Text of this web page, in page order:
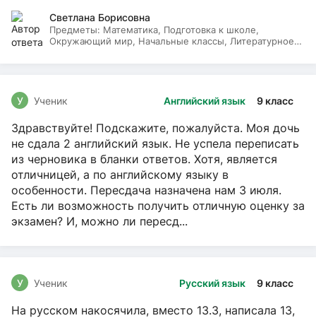
Светлана Борисовна
Предметы: Математика, Подготовка к школе,
Окружающий мир, Начальные классы, Литературное
Английский язык 9 класс
У Ученик
Здравствуйте! Подскажите, пожалуйста. Моя дочь
не сдала 2 английский язык. Не успела переписать
из черновика в бланки ответов. Хотя, является
отличницей, а по английскому языку в
особенности. Пересдача назначена нам 3 июля.
Есть ли возможность получить отличную оценку за
экзамен? И, можно ли пересд...
Русский язык 9 класс
У Ученик
На русском накосячила, вместо 13.3, написала 13,